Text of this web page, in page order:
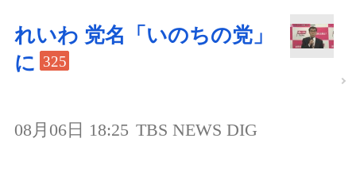
れいわ 党名「いのちの党」
に 325
08月06日 18:25 TBS NEWS DIG